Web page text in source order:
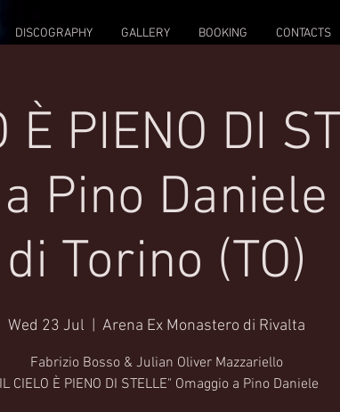
DISCOGRAPHY GALLERY BOOKING CONTACTS
È PIENO DI
Pino
di Torino (TO)
Wed 23 Jul Arena Ex Monastero di Rivalta
Fabrizio Bosso & Julian Oliver Mazzariello
CIELO È PIENO DI STELLE" Omaggio a Pino Daniele